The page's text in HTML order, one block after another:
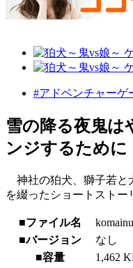
#アドベンチャーゲ
雪の降る夜鬼は
ンジするために
神社の狛犬、獅子若と
を綴ったショートストー
■ファイル名
■バージョン
なし
■容量
1,462